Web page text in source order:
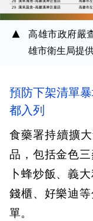
高雄市政府嚴
雄市衛生局提
預防下架清單
都入列
食藥署持續擴
品，包括金色
卜蜂炒飯、義
錢櫃、好樂迪
單。